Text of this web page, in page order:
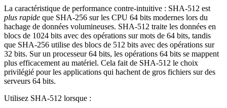
La caractéristique de performance contre-intuitive : SHA-512 est
plus rapide que SHA-256 sur les CPU 64 bits modernes lors du
hachage de données volumineuses. SHA-512 traite les données en
blocs de 1024 bits avec des opérations sur mots de 64 bits, tandis
que SHA-256 utilise des blocs de 512 bits avec des opérations sur
32 bits. Sur un processeur 64 bits, les opérations 64 bits se mappent
plus efficacement au matériel. Cela fait de SHA-512 le choix
privilégié pour les applications qui hachent de gros fichiers sur des
serveurs 64 bits.
Utilisez SHA-512 lorsque :